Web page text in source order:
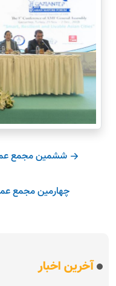
ششمین مجمع
چهارمین مجمع
آخرین اخبار